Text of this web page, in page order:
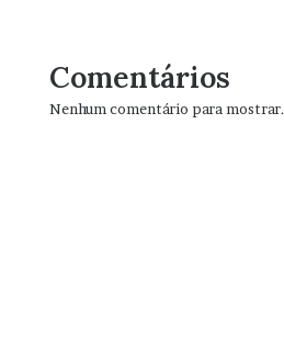
Comentários
Nenhum comentário para mostrar.